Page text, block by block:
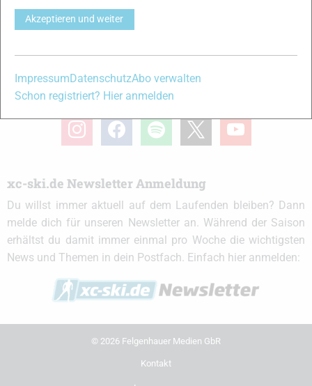
Partner
xc-ski.de in Social Media
instagramfacebookspotify x youtube
xc-ski.de Newsletter Anmeldung
Du willst immer aktuell auf dem Laufenden bleiben? Dann
melde dich für unseren Newsletter an. Während der Saison
erhältst du damit immer einmal pro Woche die wichtigsten
News und Themen in dein Postfach. Einfach hier anmelden:
© 2026 Felgenhauer Medien GbR
Kontakt
Akzeptieren und weiter
Impressum DatenschutzAbo verwalten
Schon registriert? Hier anmelden